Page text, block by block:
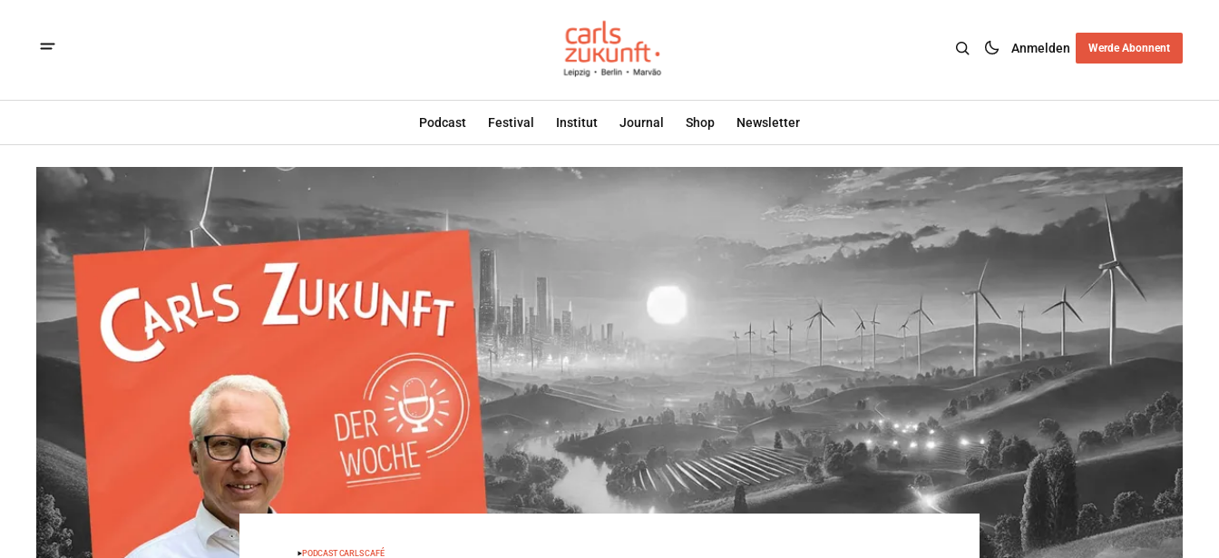
Anmelden Werde Abonnent
Podcast Festival Institut Journal Shop Newsletter
PODCAST CARLS CAFÉ